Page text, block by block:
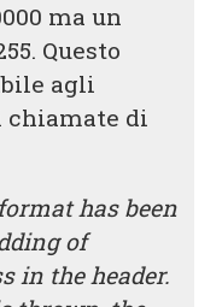
ma un
Questo
agli
chiamate di
has been
of
in the header.